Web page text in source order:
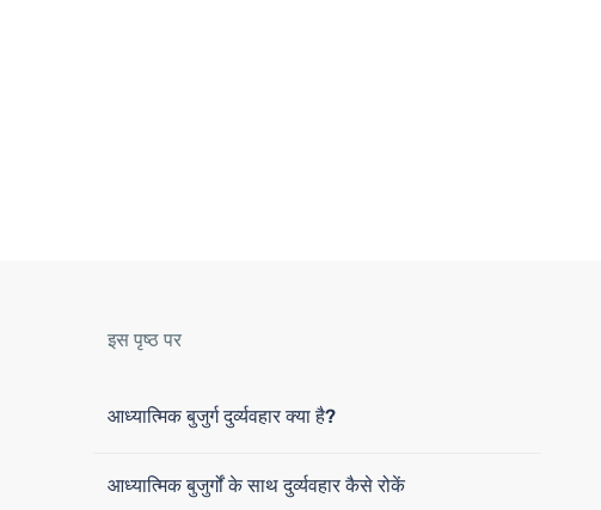
इस पृष्ठ पर
आध्यात्मिक बुजुर्ग दुर्व्यवहार क्या है?
आध्यात्मिक बुजुर्गों के साथ दुर्व्यवहार कैसे रोकें